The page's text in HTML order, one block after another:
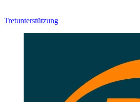
Tretunterstützung